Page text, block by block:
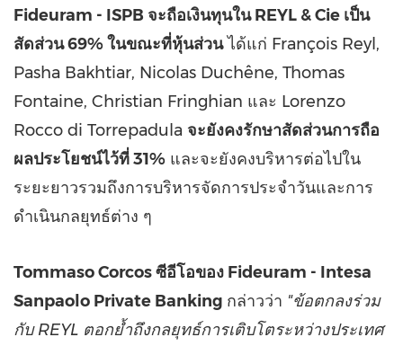
Fideuram - ISPB จะถือเงินทุนใน REYL & Cie เป็น
สัดส่วน 69% ในขณะที่หุ้นส่วนได้แก่ François Reyl,
Pasha Bakhtiar, Nicolas Duchêne, Thomas
Fontaine, Christian Fringhian และ Lorenzo
Rocco di Torrepadula จะยังคงรักษาสัดส่วนการถือ
ผลประโยชน์ไว้ที่ 31% และจะยังคงบริหารต่อไปใน
ระยะยาวรวมถึงการบริหารจัดการประจำวันและการ
ดำเนินกลยุทธ์ต่าง ๆ
Tommaso Corcosซีอีโอของ Fideuram - Intesa
Sanpaolo Private Banking กล่าวว่า "ข้อตกลงร่วม
กับ REYL ตอกย้ำถึงกลยุทธ์การเติบโตระหว่างประเทศ